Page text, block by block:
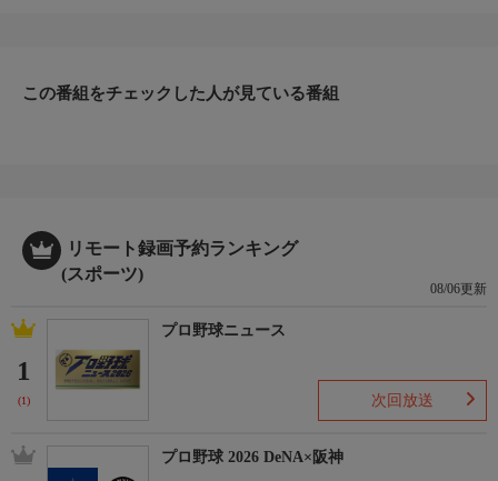
この番組をチェックした人が見ている番組
リモート録画予約ランキング
(スポーツ)
08/06更新
1
(1)
プロ野球ニュース
次回放送
プロ野球 2026 DeNA×阪神